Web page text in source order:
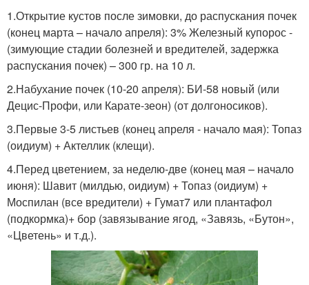
1.Открытие кустов после зимовки, до распускания почек
(конец марта – начало апреля): 3% Железный купорос -
(зимующие стадии болезней и вредителей, задержка
распускания почек) – 300 гр. на 10 л.
2.Набухание почек (10-20 апреля): БИ-58 новый (или
Децис-Профи, или Карате-зеон) (от долгоносиков).
3.Первые 3-5 листьев (конец апреля - начало мая): Топаз
(оидиум) + Актеллик (клещи).
4.Перед цветением, за неделю-две (конец мая – начало
июня): Шавит (милдью, оидиум) + Топаз (оидиум) +
Моспилан (все вредители) + Гумат7 или плантафол
(подкормка)+ бор (завязывание ягод, «Завязь, «Бутон»,
«Цветень» и т.д.).